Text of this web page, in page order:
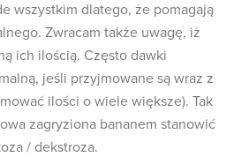
wszystkim dlatego, że pomagają
Zwracam także uwagę, iż
ich ilością. Często dawki
jeśli przyjmowane są wraz z
ilości o wiele większe). Tak
zagryziona bananem stanowić
/ dekstroza.